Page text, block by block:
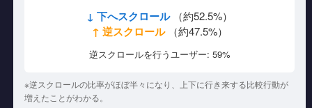
↓ 下へスクロール （約52.5%）
↑ 逆スクロール （約47.5%）
逆スクロールを行うユーザー: 59%
※逆スクロールの比率がほぼ半々になり、上下に行き来する比較行動が
増えたことがわかる。